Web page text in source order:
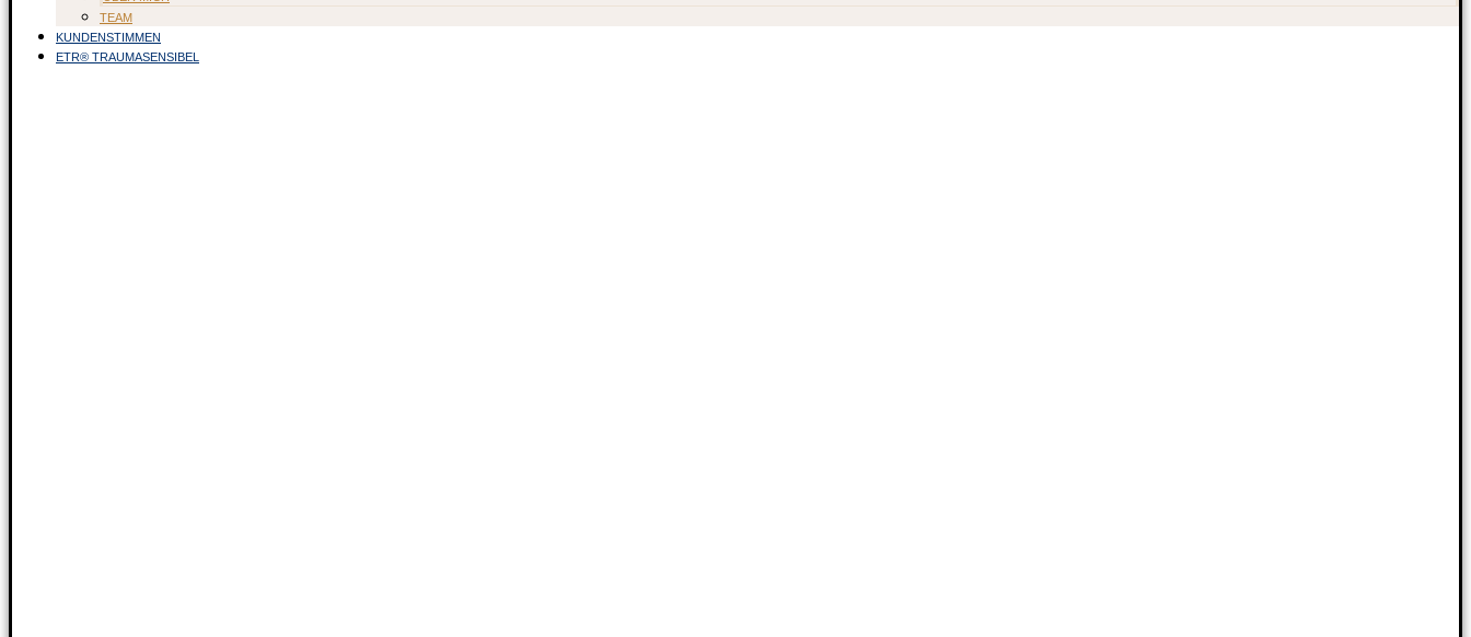
TEAM
KUNDENSTIMMEN
ETR® TRAUMASENSIBEL